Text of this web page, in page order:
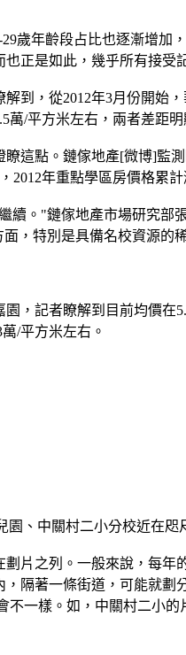
年齡段占比也逐漸增加，
正是如此，幾乎所有接
，從2012年3月份開始，
萬/平方米左右，兩者差距明
點。鏈傢地產[微博]監測
2012年重點學區房價格累
。"鏈傢地產市場研究部張
，特別是具備名校資源的
記者瞭解到目前均價在
/平方米左右。
中關村二小分校近在咫
之列。一般來說，每年的
隔著一條街道，可能就
不一樣。如，中關村二小